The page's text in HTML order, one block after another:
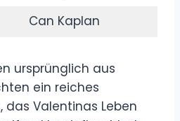
Can Kaplan
ursprünglich aus
ein reiches
das Valentinas Leben